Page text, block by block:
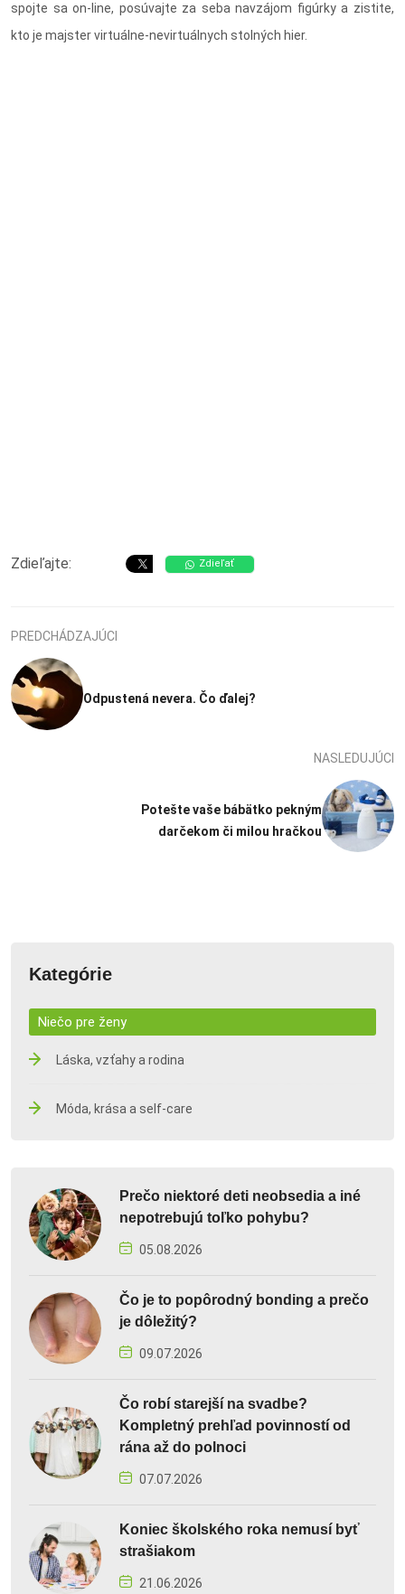
spojte sa on-line, posúvajte za seba navzájom figúrky a zistite,
kto je majster virtuálne-nevirtuálnych stolných hier.
Zdieľajte: Zdieľať
PREDCHÁDZAJÚCI
Odpustená nevera. Čo ďalej?
NASLEDUJÚCI
Potešte vaše bábätko pekným
darčekom či milou hračkou
Kategórie
Niečo pre ženy
Láska, vzťahy a rodina
Móda, krása a self-care
Prečo niektoré deti neobsedia a iné
nepotrebujú toľko pohybu?
05.08.2026
Čo je to popôrodný bonding a prečo
je dôležitý?
09.07.2026
Čo robí starejší na svadbe?
Kompletný prehľad povinností od
rána až do polnoci
07.07.2026
Koniec školského roka nemusí byť
strašiakom
21.06.2026